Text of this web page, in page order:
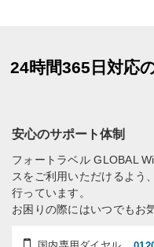
24時間365日対応
安心のサポート体制
フォートラベル GLOBAL
スをご利用いただけるよう
行っています。
お困りの際にはいつでもお